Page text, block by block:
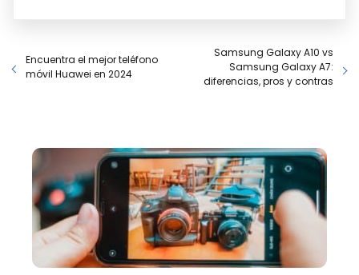
Encuentra el mejor teléfono
móvil Huawei en 2024
Samsung Galaxy A10 vs
Samsung Galaxy A7:
diferencias, pros y contras